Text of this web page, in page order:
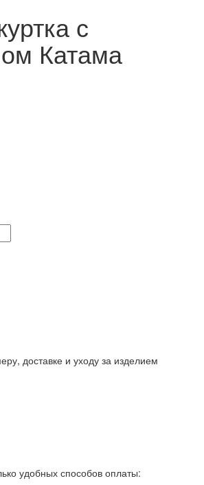
с
Катама
доставке и уходу за изделием
удобных способов оплаты: